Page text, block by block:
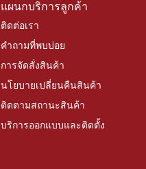
แผนกบริการลูกค้า
ติดต่อเรา
คำถามที่พบบ่อย
การจัดสั่งสินค้า
นโยบายเปลี่ยนคืนสินค้า
ติดตามสถานะสินค้า
บริการออกแบบและติดตั้ง